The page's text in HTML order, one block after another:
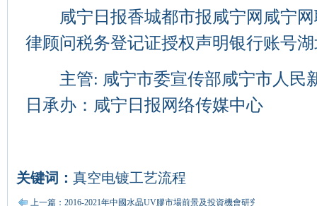
咸宁日报香城都市报咸宁网咸宁网
律顾问税务登记证授权声明银行账号
主管: 咸宁市委宣传部咸宁市人民
日承办：咸宁日报网络传媒中心
关键词： 真空电镀工艺流程
上一篇：2016-2021年中國水晶UV膠市場前景及投資機會研究報告